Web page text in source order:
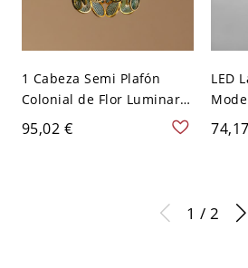
1 Cabeza Semi Plafón
Colonial de Flor Luminaria
de Techo de Vidrio para
Corredor - Lago Azul 110
95,02 €
LED
1 / 2